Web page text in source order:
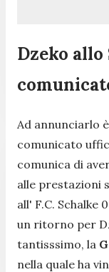
Dzeko allo
Ad annunciarlo
comunicato
comunica di
alle prestazioni
all' F.C. Schalke
un ritorno per
tantisssimo, la
nella quale ha